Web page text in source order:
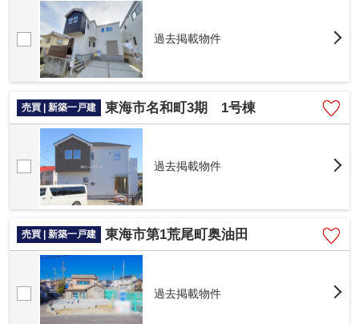
過去掲載物件
売買 | 新築一戸建 東海市名和町3期 1号棟
過去掲載物件
売買 | 新築一戸建 東海市第1荒尾町奥油田
過去掲載物件